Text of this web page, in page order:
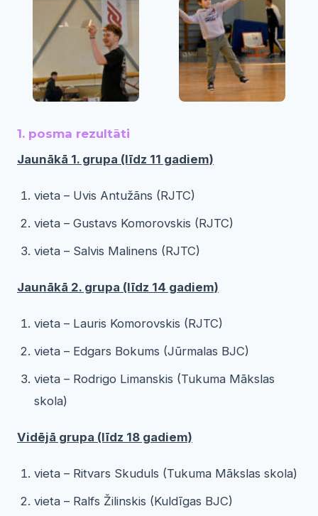
1. posma rezultāti
Jaunākā 1. grupa (līdz 11 gadiem)
vieta – Uvis Antužãns (RJTC)
vieta – Gustavs Komorovskis (RJTC)
vieta – Salvis Malinens (RJTC)
Jaunākā 2. grupa (līdz 14 gadiem)
vieta – Lauris Komorovskis (RJTC)
vieta – Edgars Bokums (Jūrmalas BJC)
vieta – Rodrigo Limanskis (Tukuma Mākslas
skola)
Vidējā grupa (līdz 18 gadiem)
vieta – Ritvars Skuduls (Tukuma Mākslas skola)
vieta – Ralfs Žilinskis (Kuldīgas BJC)